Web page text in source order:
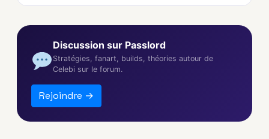
Discussion sur Passlord
Stratégies, fanart, builds, théories autour de
Celebi sur le forum.
Rejoindre →